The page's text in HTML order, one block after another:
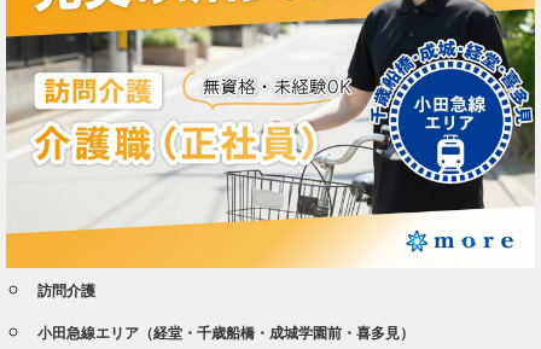
訪問介護
小田急線エリア（経堂・千歳船橋・成城学園前・喜多見）